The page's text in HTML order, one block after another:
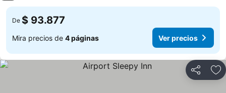
De $ 93.877
Mira precios de 4 páginas Ver precios
Compartir